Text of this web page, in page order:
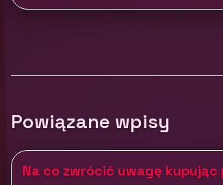
Powiązane wpisy
Na co zwrócić uwagę